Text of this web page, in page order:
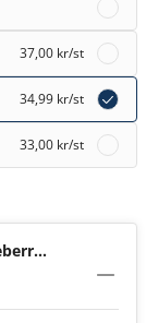
37,00 kr/st
34,99 kr/st
33,00 kr/st